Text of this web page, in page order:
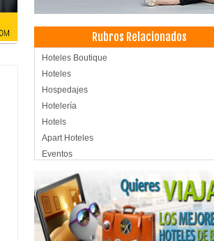
Rubros Relacionados
Hoteles Boutique
Hoteles
Hospedajes
Hotelería
Hotels
Apart Hoteles
Eventos